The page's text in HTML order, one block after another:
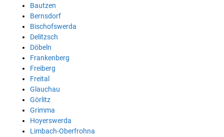
Bautzen
Bernsdorf
Bischofswerda
Delitzsch
Döbeln
Frankenberg
Freiberg
Freital
Glauchau
Görlitz
Grimma
Hoyerswerda
Limbach-Oberfrohna